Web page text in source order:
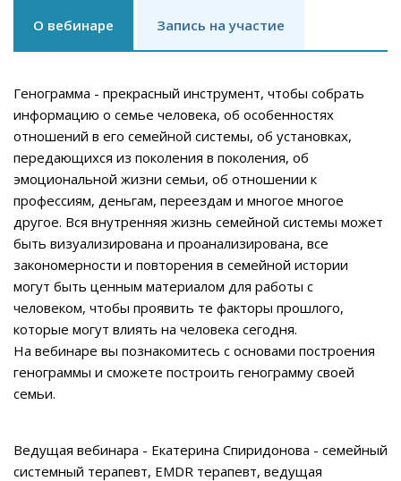
О вебинаре Запись на участие
Генограмма - прекрасный инструмент, чтобы собрать
информацию о семье человека, об особенностях
отношений в его семейной системы, об установках,
передающихся из поколения в поколения, об
эмоциональной жизни семьи, об отношении к
профессиям, деньгам, переездам и многое многое
другое. Вся внутренняя жизнь семейной системы может
быть визуализирована и проанализирована, все
закономерности и повторения в семейной истории
могут быть ценным материалом для работы с
человеком, чтобы проявить те факторы прошлого,
которые могут влиять на человека сегодня.
На вебинаре вы познакомитесь с основами построения
генограммы и сможете построить генограмму своей
семьи.
Ведущая вебинара - Екатерина Спиридонова - семейный
системный терапевт, EMDR терапевт, ведущая